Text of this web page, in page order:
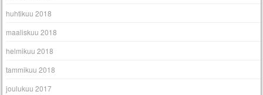
huhtikuu 2018
maaliskuu 2018
helmikuu 2018
tammikuu 2018
joulukuu 2017